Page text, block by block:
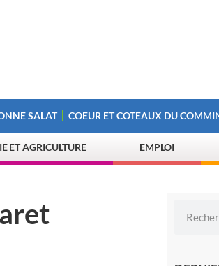
SALAT COEUR ET COTEAUX DU
ET AGRICULTURE EMPLOI